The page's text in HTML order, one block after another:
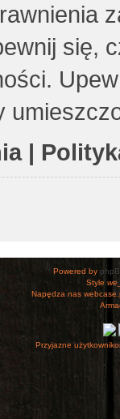
się,
|
Powered by
Style
Napędza nas
Przyjazne